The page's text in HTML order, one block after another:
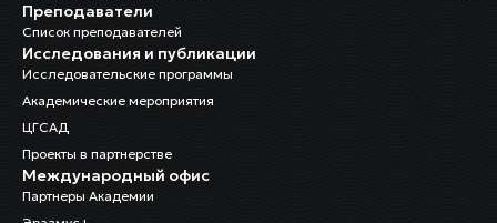
Преподаватели
Список преподавателей
Исследования и публикации
Исследовательские программы
Академические мероприятия
ЦГСАД
Проекты в партнерстве
Международный офис
Партнеры Академии